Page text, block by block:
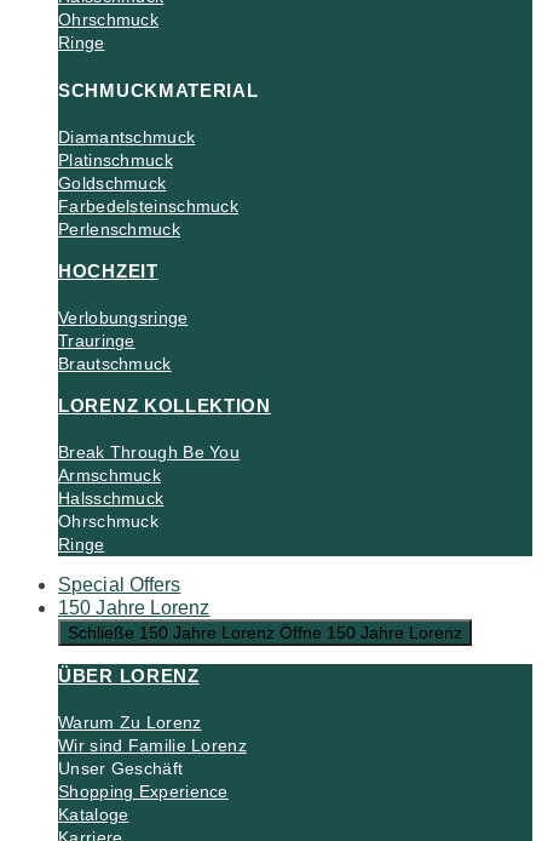
Ohrschmuck
Ringe
SCHMUCKMATERIAL
Diamantschmuck
Platinschmuck
Goldschmuck
Farbedelsteinschmuck
Perlenschmuck
HOCHZEIT
Verlobungsringe
Trauringe
Brautschmuck
LORENZ KOLLEKTION
Break Through Be You
Armschmuck
Halsschmuck
Ohrschmuck
Ringe
Special Offers
150 Jahre Lorenz
Schließe 150 Jahre Lorenz Öffne 150 Jahre Lorenz
ÜBER LORENZ
Warum Zu Lorenz
Wir sind Familie Lorenz
Unser Geschäft
Shopping Experience
Kataloge